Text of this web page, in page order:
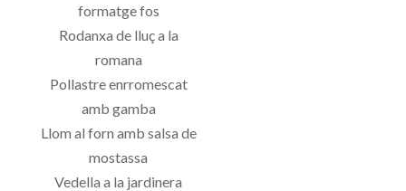
formatge fos
Rodanxa de lluç a la
romana
Pollastre enrromescat
amb gamba
Llom al forn amb salsa de
mostassa
Vedella a la jardinera